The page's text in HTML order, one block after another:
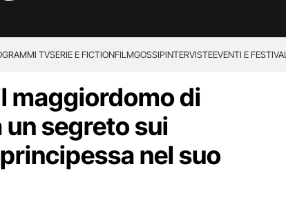
TVSERIE E FICTIONFILMGOSSIPINTERVISTEEVENTI E FESTIVAL
maggiordomo di
un segreto sui
nel suo